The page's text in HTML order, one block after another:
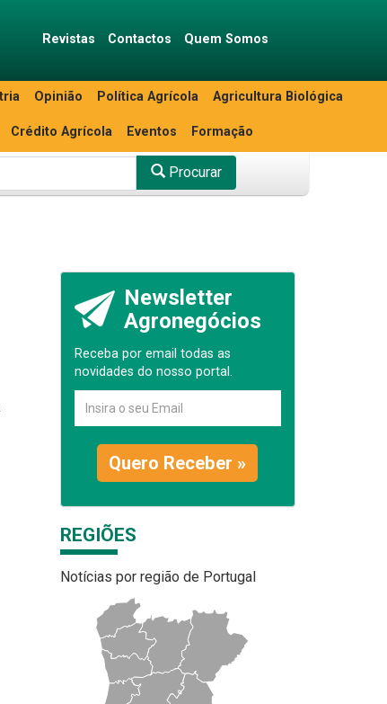
Revistas Contactos Quem Somos
Opinião Política Agrícola Agricultura Biológica
Crédito Agrícola Eventos Formação
Procurar
Newsletter
Agronegócios
Receba por email todas as
novidades do nosso portal.
Quero Receber »
REGIÕES
Notícias por região de Portugal